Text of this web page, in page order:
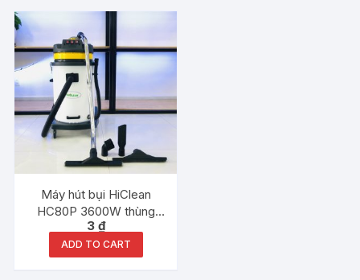
Máy hút bụi HiClean
HC80P 3600W thùng
nhựa
3 ₫
ADD TO CART